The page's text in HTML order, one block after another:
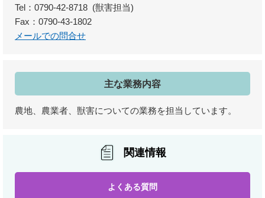
Tel：0790-42-8718
獣害担当
Fax：0790-43-1802
メールでの問合せ
主な業務内容
農地、農業者、獣害についての業務を担当しています。
関連情報
よくある質問